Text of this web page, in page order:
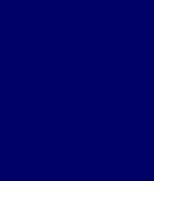
bis